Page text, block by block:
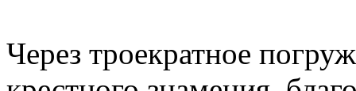
Через троекратное